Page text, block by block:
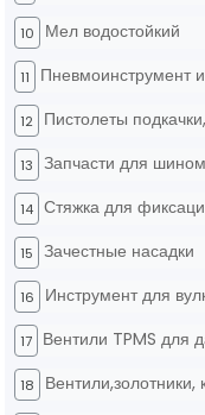
10 Мел водостойкий
11 Пневмоинструмент
12 Пистолеты
13 Запчасти для
14 Стяжка для
15 Зачестные насадки
16 Инструмент для
17 Вентили TPMS для
18 Вентили,золотники,